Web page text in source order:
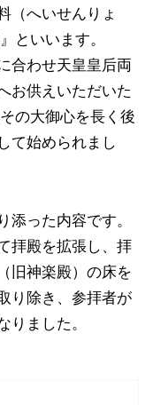
（へいせんりょ
』といいます。
合わせ天皇皇后両
お供えいただいた
その大御心を長く後
て始められまし
った内容です。
拝殿を拡張し、拝
旧神楽殿）の床を
り除き、参拝者が
りました。